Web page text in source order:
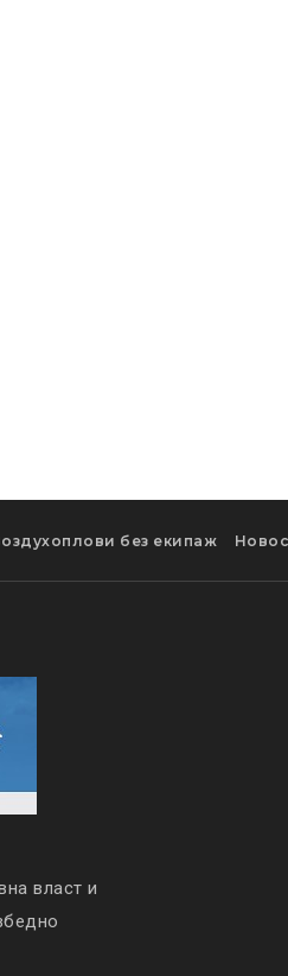
без екипаж
власт и